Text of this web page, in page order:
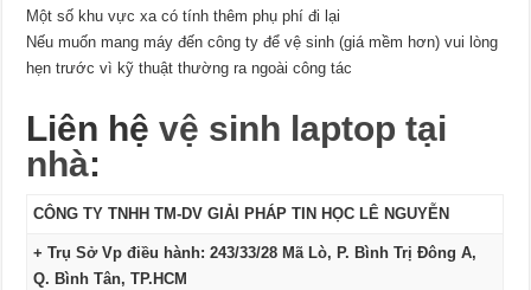
Một số khu vực xa có tính thêm phụ phí đi lại
Nếu muốn mang máy đến công ty để vệ sinh (giá mềm hơn) vui lòng
hẹn trước vì kỹ thuật thường ra ngoài công tác
Liên hệvệ sinh laptop tại
nhà:
CÔNG TY TNHH TM-DV GIẢI PHÁP TIN HỌC LÊ NGUYỄN
+ Trụ Sở Vp điều hành: 243/33/28 Mã Lò, P. Bình Trị Đông A,
Q. Bình Tân, TP.HCM